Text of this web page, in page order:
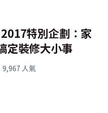
特別企劃：家
定裝修大小事
9,967 人氣